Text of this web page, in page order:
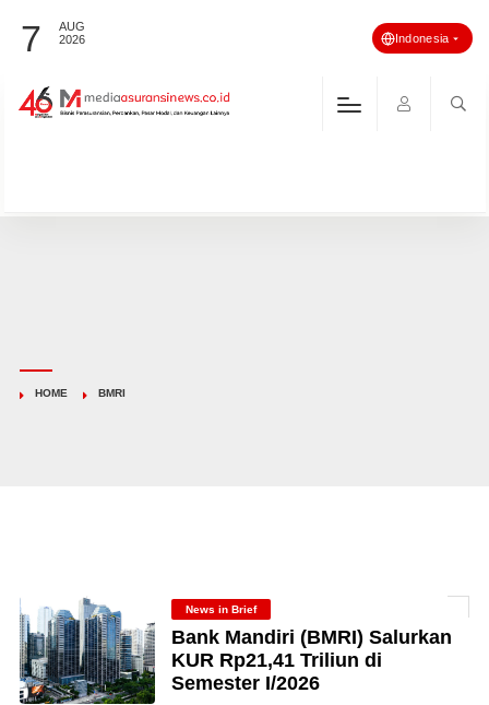
7
AUG
2026
Indonesia
HOME BMRI
News in Brief
Bank Mandiri (BMRI) Salurkan
KUR Rp21,41 Triliun di
Semester I/2026